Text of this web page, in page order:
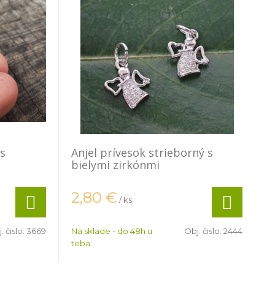
čislo: 3669
Anjel prívesok strieborný s
bielymi zirkónmi
2,80 € / ks
Na sklade - do 48h u
teba
Obj. čislo: 2444